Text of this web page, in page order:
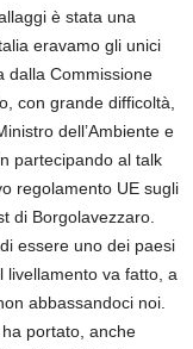
è stata una
eravamo gli unici
dalla Commissione
con grande difficoltà,
dell’Ambiente e
partecipando al talk
regolamento UE sugli
di Borgolavezzaro.
essere uno dei paesi
livellamento va fatto, a
abbassandoci noi.
portato, anche